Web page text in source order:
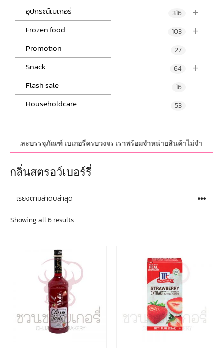
+
อุปกรณ์เบเกอรี่ 316
+
Frozen food 103
Promotion 27
+
Snack 64
Flash sale 16
Householdcare 53
และบรรจุภัณฑ์ เบเกอรี่ครบวงจร เราพร้อมจำหน่ายสินค้าไม่จำกัดจำ
กลิ่นสตรอว์เบอร์รี่
Showing all 6 results